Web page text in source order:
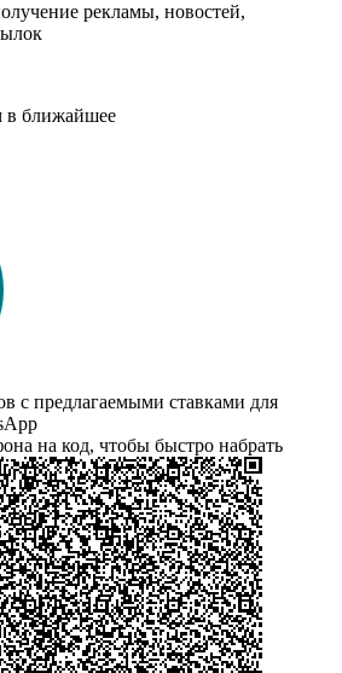
рекламы, новостей,
в ближайшее
с предлагаемыми ставками для
на код, чтобы быстро набрать